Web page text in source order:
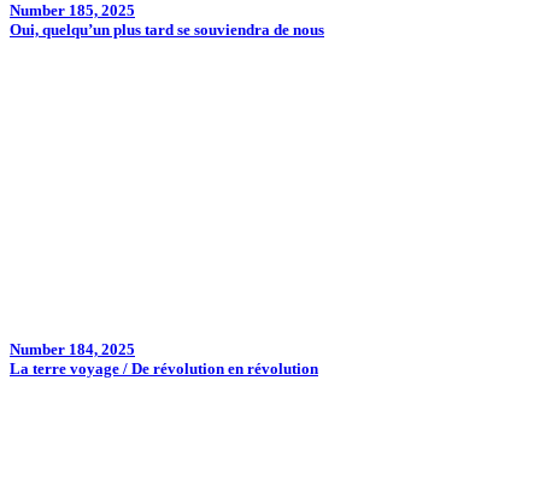
Number 185, 2025
Oui, quelqu’un plus tard se souviendra de nous
Number 184, 2025
La terre voyage / De révolution en révolution